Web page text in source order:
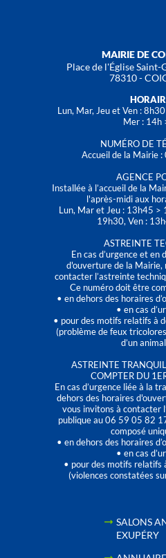
MAIRIE DE
Place de l'Église
78310 -
Lun, Mar, Jeu et Ven :
Mer : 14h
NUMÉRO DE
Accueil de la Mairie
AGENCE
Installée à l’accueil de la
l'après-midi aux
Lun, Mar et Jeu : 13h45
19h30, Ven :
ASTREINTE
En cas d’urgence et en
d'ouverture de la Mairie,
contacter l’astreinte
Ce numéro doit être
• en dehors des horaires
• en cas
• pour des motifs relatifs à
(problème de feux
d’un
ASTREINTE
COMPTER DU
En cas d’urgence liée à la
dehors des horaires
vous invitons à contacter
publique au 06 59 05 82
composé
• en dehors des horaires
• en cas
• pour des motifs relatifs
(violences constatées
SALONS
EXUPÉRY